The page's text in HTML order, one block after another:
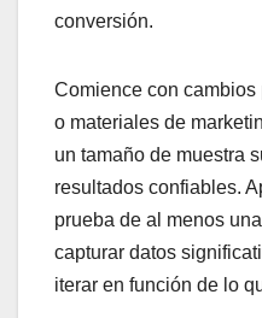
conversión.
Comience con
o materiales de
un tamaño de muestra
resultados confiables.
prueba de al menos
capturar datos
iterar en función de lo